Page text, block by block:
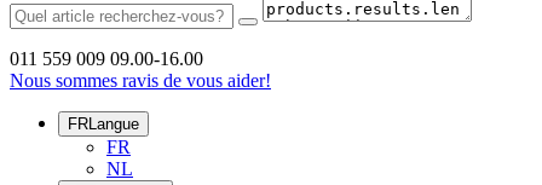
011 559 009 09.00-16.00
Nous sommes ravis de vous aider!
FRLangue
FR
NL